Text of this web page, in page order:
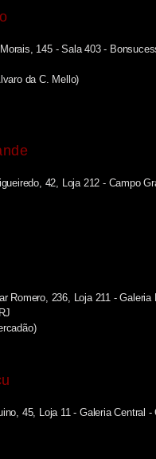
145 - Sala 403 -
da C. Mello)
42, Loja 212 - Campo
Romero, 236, Loja 211 - Galeria
45, Loja 11 - Galeria Central -